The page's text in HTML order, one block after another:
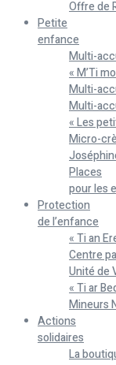
Offre de
Petite
enfance
Multi-
« M’Ti
Multi-
Multi-
« Les
Micro-
Places
pour les
Protection
de l’enfance
« Ti an
Centre
Unité de
« Ti ar
Mineurs
Actions
solidaires
La